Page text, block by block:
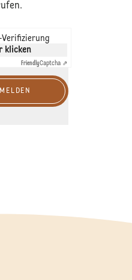
klicken
FriendlyCaptcha ⇗